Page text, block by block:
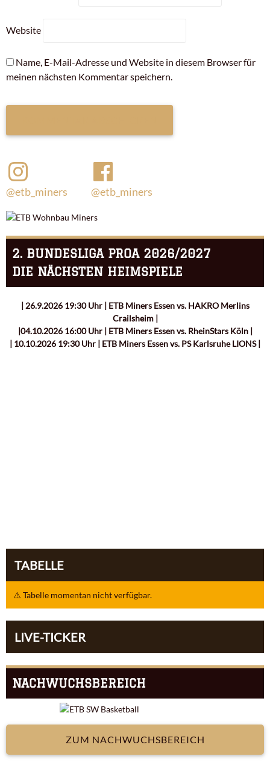
Website
Name, E-Mail-Adresse und Website in diesem Browser für
meinen nächsten Kommentar speichern.
@etb_miners @etb_miners
2. BUNDESLIGA PROA 2026/2027
DIE NÄCHSTEN HEIMSPIELE
| 26.9.2026 19:30 Uhr | ETB Miners Essen vs. HAKRO Merlins
Crailsheim |
|04.10.2026 16:00 Uhr | ETB Miners Essen vs. RheinStars Köln |
| 10.10.2026 19:30 Uhr | ETB Miners Essen vs. PS Karlsruhe LIONS |
TABELLE
⚠️ Tabelle momentan nicht verfügbar.
LIVE-TICKER
NACHWUCHSBEREICH
ZUM NACHWUCHSBEREICH